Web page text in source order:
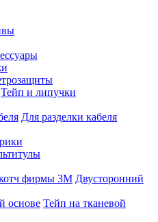
Тейп и липучки
Для разделки кабеля
Двусторонний
Тейп на тканевой